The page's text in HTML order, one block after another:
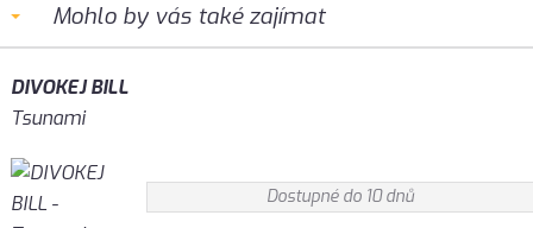
Mohlo by vás také zajímat
DIVOKEJ BILL
Tsunami
Dostupné do 10 dnů